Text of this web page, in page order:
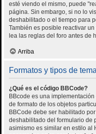
esté viendo el mismo, puede
página. Sin embargo, si no lo
deshabilitado o el tiempo para
También es posible reactivar
lea las reglas del foro antes de
Arriba
Formatos y tipos de
¿Qué es el código BBCode?
BBcode es una
de formato de los objetos
BBCode debe ser habilitado
deshabilitado del formulario de
asimismo es similar en estilo al